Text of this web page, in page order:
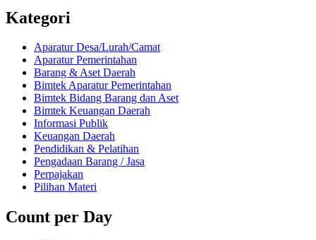
Kategori
Aparatur Desa/Lurah/Camat
Aparatur Pemerintahan
Barang & Aset Daerah
Bimtek Aparatur Pemerintahan
Bimtek Bidang Barang dan Aset
Bimtek Keuangan Daerah
Informasi Publik
Keuangan Daerah
Pendidikan & Pelatihan
Pengadaan Barang / Jasa
Perpajakan
Pilihan Materi
Count per Day